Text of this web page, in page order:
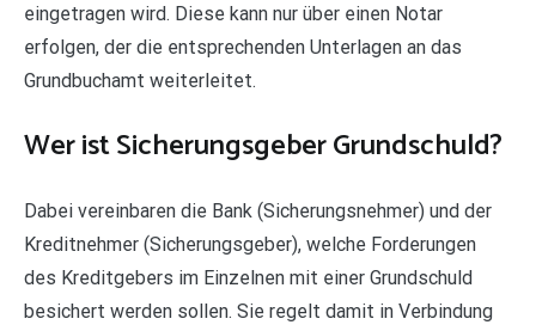
eingetragen wird. Diese kann nur über einen Notar
erfolgen, der die entsprechenden Unterlagen an das
Grundbuchamt weiterleitet.
Wer ist Sicherungsgeber Grundschuld?
Dabei vereinbaren die Bank (Sicherungsnehmer) und der
Kreditnehmer (Sicherungsgeber), welche Forderungen
des Kreditgebers im Einzelnen mit einer Grundschuld
besichert werden sollen. Sie regelt damit in Verbindung